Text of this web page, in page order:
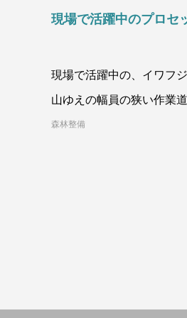
現場で活躍中のプロセ
現場で活躍中の、イワフ
山ゆえの幅員の狭い作業
てくれます。現場から
森林整備